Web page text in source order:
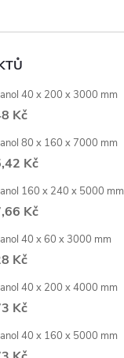
40 x 200 x 3000 mm
Kč
80 x 160 x 7000 mm
Kč
160 x 240 x 5000 mm
Kč
40 x 60 x 3000 mm
Kč
40 x 200 x 4000 mm
Kč
40 x 160 x 5000 mm